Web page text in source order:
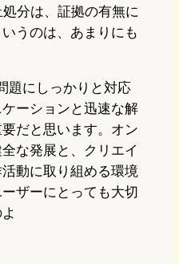
分は、証拠の有無に
うのは、あまりにも
題にしっかりと対応
ーションと迅速な解
だと思います。オン
な発展と、クリエイ
動に取り組める環境
ザーにとっても大切